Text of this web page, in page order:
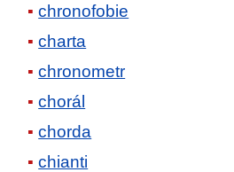
chronofobie
charta
chronometr
chorál
chorda
chianti